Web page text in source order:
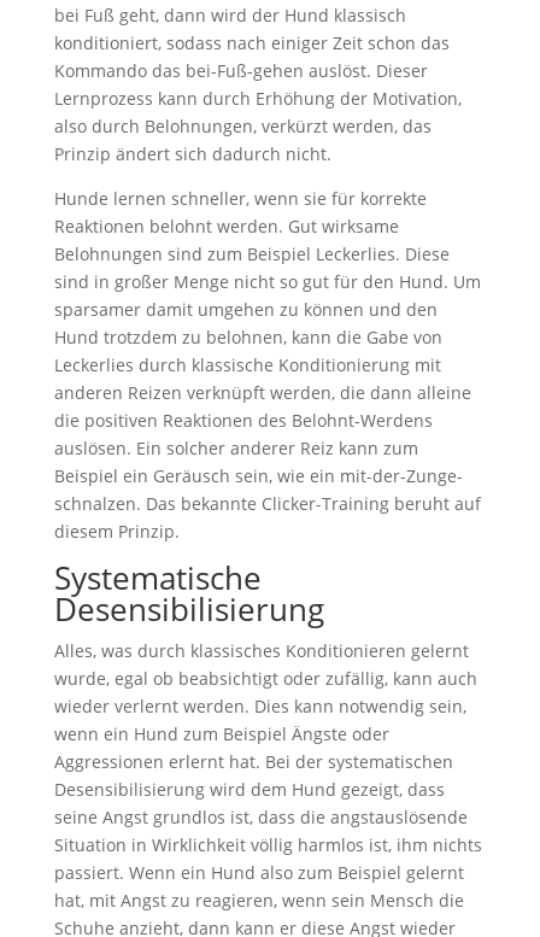
bei Fuß geht, dann wird der Hund klassisch
konditioniert, sodass nach einiger Zeit schon das
Kommando das bei-Fuß-gehen auslöst. Dieser
Lernprozess kann durch Erhöhung der Motivation,
also durch Belohnungen, verkürzt werden, das
Prinzip ändert sich dadurch nicht.
Hunde lernen schneller, wenn sie für korrekte
Reaktionen belohnt werden. Gut wirksame
Belohnungen sind zum Beispiel Leckerlies. Diese
sind in großer Menge nicht so gut für den Hund. Um
sparsamer damit umgehen zu können und den
Hund trotzdem zu belohnen, kann die Gabe von
Leckerlies durch klassische Konditionierung mit
anderen Reizen verknüpft werden, die dann alleine
die positiven Reaktionen des Belohnt-Werdens
auslösen. Ein solcher anderer Reiz kann zum
Beispiel ein Geräusch sein, wie ein mit-der-Zunge-
schnalzen. Das bekannte Clicker-Training beruht auf
diesem Prinzip.
Systematische
Desensibilisierung
Alles, was durch klassisches Konditionieren gelernt
wurde, egal ob beabsichtigt oder zufällig, kann auch
wieder verlernt werden. Dies kann notwendig sein,
wenn ein Hund zum Beispiel Ängste oder
Aggressionen erlernt hat. Bei der systematischen
Desensibilisierung wird dem Hund gezeigt, dass
seine Angst grundlos ist, dass die angstauslösende
Situation in Wirklichkeit völlig harmlos ist, ihm nichts
passiert. Wenn ein Hund also zum Beispiel gelernt
hat, mit Angst zu reagieren, wenn sein Mensch die
Schuhe anzieht, dann kann er diese Angst wieder